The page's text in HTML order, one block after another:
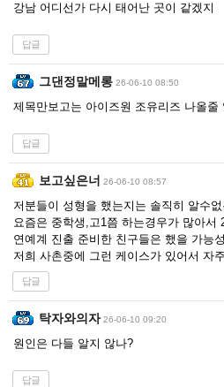
강남 어디선가 다시 태어난 곳이 같겠지
답글
그댄정말메롱 26-06-10 08:50
제목만보고는 아이즈원 조유리즈 나올줄
답글
보고싶은너 26-06-10 08:57
저분들이 성형을 했는지는 솔직히 알수
요즘은 중학생,고1쯤 하는경우가 많아서
연예계 진출 준비한 친구들은 했을 가능
저희 사촌중에 그런 케이스가 있어서 자
답글
탁자와의자 26-06-10 09:20
원인은 다들 알지 않나?
답글